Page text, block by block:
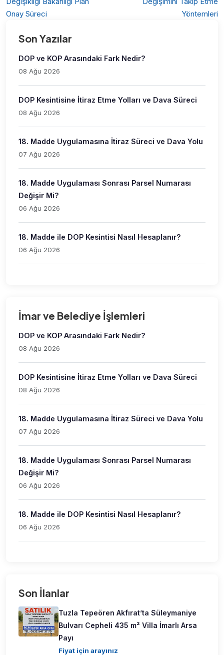
Onay Süreci
Yöntemleri
Son Yazılar
DOP ve KOP Arasındaki Fark Nedir?
08 Ağu 2026
DOP Kesintisine İtiraz Etme Yolları ve Dava Süreci
08 Ağu 2026
18. Madde Uygulamasına İtiraz Süreci ve Dava Yolu
07 Ağu 2026
18. Madde Uygulaması Sonrası Parsel Numarası
Değişir Mi?
06 Ağu 2026
18. Madde ile DOP Kesintisi Nasıl Hesaplanır?
06 Ağu 2026
İmar ve Belediye İşlemleri
DOP ve KOP Arasındaki Fark Nedir?
08 Ağu 2026
DOP Kesintisine İtiraz Etme Yolları ve Dava Süreci
08 Ağu 2026
18. Madde Uygulamasına İtiraz Süreci ve Dava Yolu
07 Ağu 2026
18. Madde Uygulaması Sonrası Parsel Numarası
Değişir Mi?
06 Ağu 2026
18. Madde ile DOP Kesintisi Nasıl Hesaplanır?
06 Ağu 2026
Son İlanlar
Tuzla Tepeören Akfırat’ta Süleymaniye
Bulvarı Cepheli 435 m² Villa İmarlı Arsa
Payı
Fiyat için arayınız